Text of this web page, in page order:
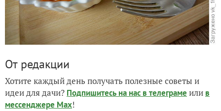
От редакции
Хотите каждый день получать полезные советы и
идеи для дачи? Подпишитесь на нас в телеграме или в
мессенджере Max!